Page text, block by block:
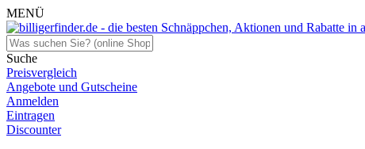
MENÜ
Suche
Preisvergleich
Angebote und Gutscheine
Anmelden
Eintragen
Discounter